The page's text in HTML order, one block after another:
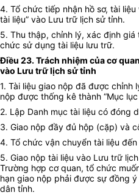
4. Tổ chức tiếp nhận hồ sơ, tài liệu
tài liệu” vào Lưu trữ lịch sử tỉnh.
5. Thu thập, chỉnh lý, xác định
chức sử dụng tài liệu lưu trữ.
Điều 23. Trách nhiệm của cơ
vào Lưu trữ lịch sử tỉnh
1. Tài liệu giao nộp đã được chỉnh
nộp được thống kê thành “Mục lục
2. Lập Danh mục tài liệu có đóng
3. Giao nộp đầy đủ hộp (cặp) và
4. Tổ chức vận chuyển tài liệu
5. Giao nộp tài liệu vào Lưu trữ
Trường hợp cơ quan, tổ chức
hạn giao nộp phải được sự đồng
dân tỉnh.